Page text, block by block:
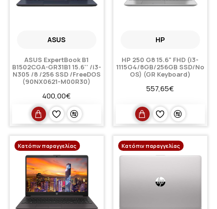
ASUS
ASUS ExpertBook B1
B1502CGA-GR31B1 15.6'' /i3-
N305 /8 /256 SSD /FreeDOS
(90NX0621-M00R30)
400,00€
HP
HP 250 G8 15.6" FHD (i3-
1115G4/8GB/256GB SSD/No
OS) (GR Keyboard)
557,65€
Κατόπιν παραγγελίας Κατόπιν παραγγελίας